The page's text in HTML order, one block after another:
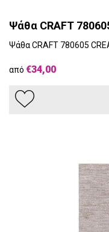
Ψάθα CRAFT
Ψάθα CRAFT 780605
από €34,00